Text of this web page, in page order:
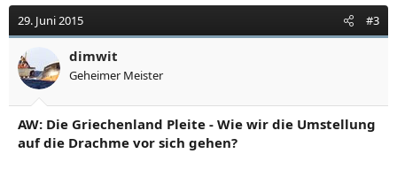
29. Juni 2015 #3
dimwit
Geheimer Meister
AW: Die Griechenland Pleite - Wie wir die Umstellung
auf die Drachme vor sich gehen?